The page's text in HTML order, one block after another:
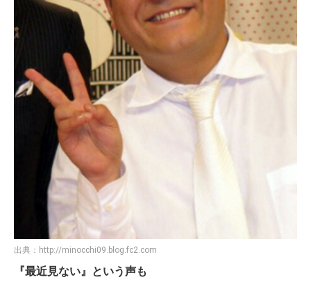
出典： http://minocchi09.blog.fc2.com
『最近見ない』という声も